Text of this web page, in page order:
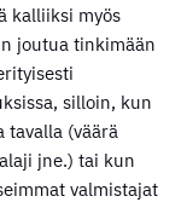
kalliiksi myös
joutua tinkimään
silloin, kun
tavalla (väärä
jne.) tai kun
valmistajat